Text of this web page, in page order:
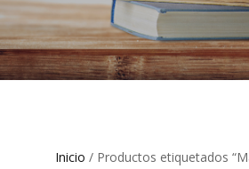
Inicio / Productos etiquetados